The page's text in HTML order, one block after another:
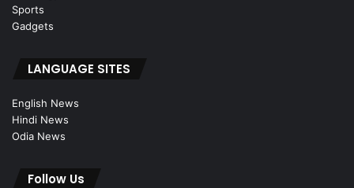
Sports
Gadgets
LANGUAGE SITES
English News
Hindi News
Odia News
Follow Us